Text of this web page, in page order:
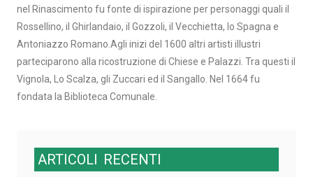
nel Rinascimento fu fonte di ispirazione per personaggi quali il
Rossellino, il Ghirlandaio, il Gozzoli, il Vecchietta, lo Spagna e
Antoniazzo Romano.Agli inizi del 1600 altri artisti illustri
parteciparono alla ricostruzione di Chiese e Palazzi. Tra questi il
Vignola, Lo Scalza, gli Zuccari ed il Sangallo. Nel 1664 fu
fondata la Biblioteca Comunale.
ARTICOLI RECENTI